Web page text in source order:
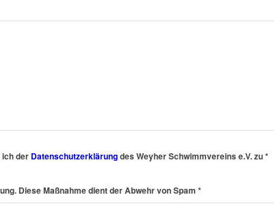
der Datenschutzerklärungdes Weyher Schwimmvereins e.V. zu*
Diese Maßnahme dient der Abwehr von Spam *